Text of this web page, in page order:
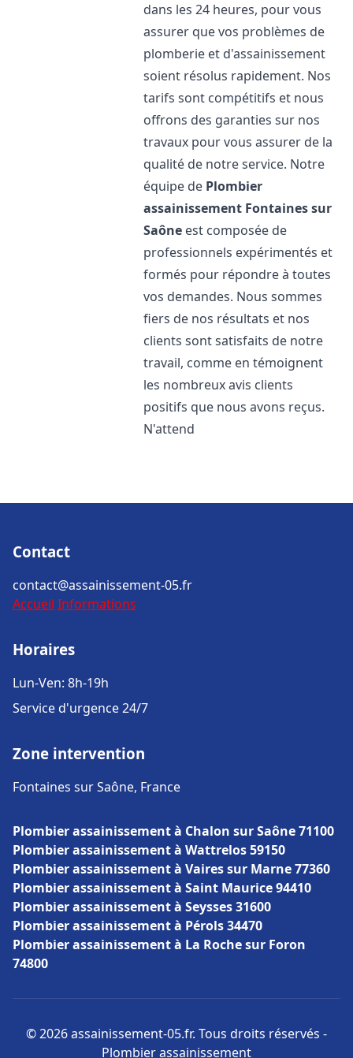
dans les 24 heures, pour vous
assurer que vos problèmes de
plomberie et d'assainissement
soient résolus rapidement. Nos
tarifs sont compétitifs et nous
offrons des garanties sur nos
travaux pour vous assurer de la
qualité de notre service. Notre
équipe de Plombier
assainissement Fontaines sur
Saône est composée de
professionnels expérimentés et
formés pour répondre à toutes
vos demandes. Nous sommes
fiers de nos résultats et nos
clients sont satisfaits de notre
travail, comme en témoignent
les nombreux avis clients
positifs que nous avons reçus.
N'attend
Contact
contact@assainissement-05.fr
Accueil Informations
Horaires
Lun-Ven: 8h-19h
Service d'urgence 24/7
Zone intervention
Fontaines sur Saône, France
Plombier assainissement à Chalon sur Saône 71100
Plombier assainissement à Wattrelos 59150
Plombier assainissement à Vaires sur Marne 77360
Plombier assainissement à Saint Maurice 94410
Plombier assainissement à Seysses 31600
Plombier assainissement à Pérols 34470
Plombier assainissement à La Roche sur Foron
74800
© 2026 assainissement-05.fr. Tous droits réservés -
Plombier assainissement